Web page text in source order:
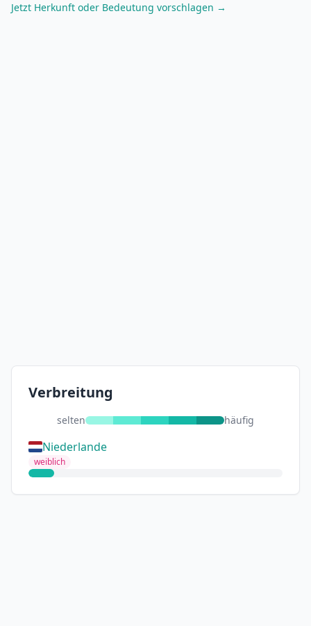
Jetzt Herkunft oder Bedeutung vorschlagen →
Verbreitung
selten häufig
Niederlande
weiblich